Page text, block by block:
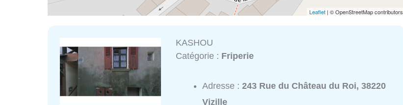
Leaflet | © OpenStreetMap contributors
KASHOU
Catégorie : Friperie
Adresse :243 Rue du Château du Roi, 38220
Vizille